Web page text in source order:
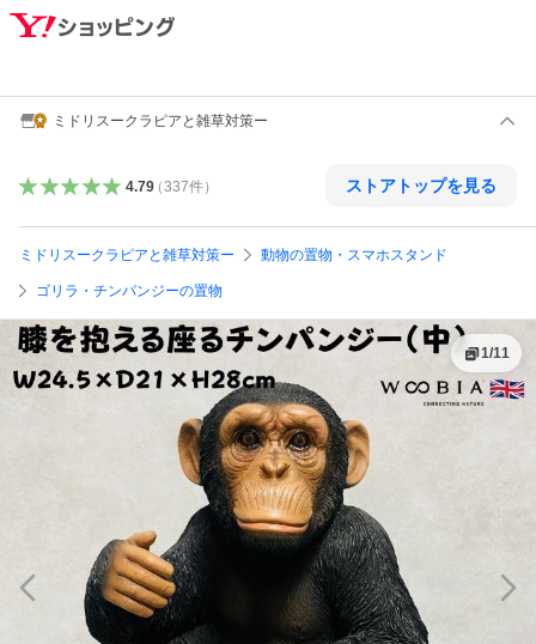
ミドリスークラピアと雑草対策ー
4.79（337件） ストアトップを見る
ミドリスークラピアと雑草対策ー 動物の置物・スマホスタンド
ゴリラ・チンパンジーの置物
1/11